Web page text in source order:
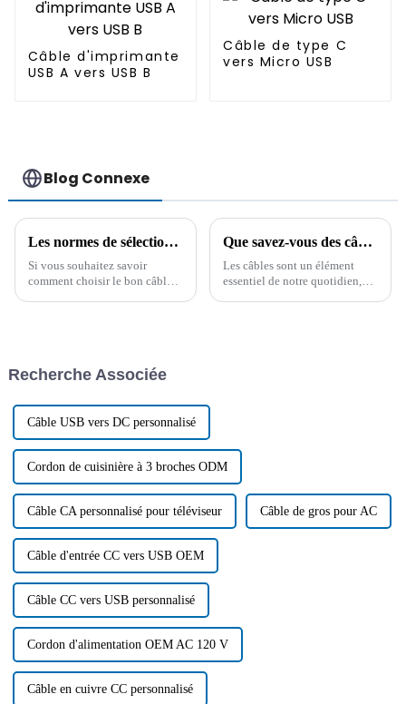
Câble d'imprimante
USB A vers USB B
Câble de type C
vers Micro USB
Blog Connexe
Les normes de sélection du câble allume-cigare de voiture et ses précautions d'utilisation
Si vous souhaitez savoir
comment choisir le bon câble
Unis.
Que savez-vous des câbles ? Une compréhension approfondie des câbles !
Les câbles sont un élément
essentiel de notre quotidien,
Recherche Associée
Câble USB vers DC personnalisé
Cordon de cuisinière à 3 broches ODM
Câble CA personnalisé pour téléviseur Câble de gros pour AC
Câble d'entrée CC vers USB OEM
Câble CC vers USB personnalisé
Cordon d'alimentation OEM AC 120 V
Câble en cuivre CC personnalisé